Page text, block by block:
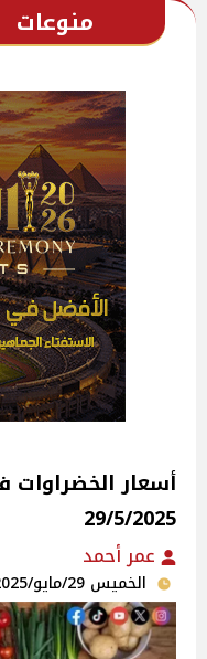
منوعات
29/5/2025
عمر أحمد
الخميس 29/مايو/2025 - 09:32 ص